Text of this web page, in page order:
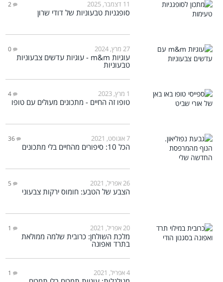
11 דצמבר, 2025 2
סופגניות טבעוניות של דודי שרון
27 מרץ, 2024 0
עוגיות m&m - עוגיות עדשים צבעוניות
טבעוניות
1 מרץ, 2023 4
טופו זה החיים - מתכונים מעולים עם טופו
7 אוגוסט, 2021 36
הכל 10: סיפורים מהחיים בלי מתכונים
26 אפריל, 2021 5
הצבע של הטבע: חומוס ירקות צבעוני
20 אפריל, 2021 1
מלכת השולחן: כרובית שלמה ממולאת
בתרד ואפונה
4 אפריל, 2021 1